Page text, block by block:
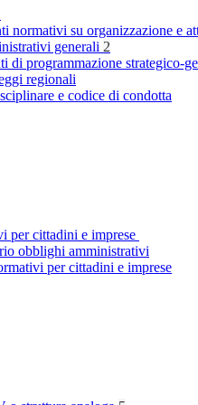
normativi su organizzazione e
generali 2
di programmazione strategico-
regionali
e codice di condotta
per cittadini e imprese
obblighi amministrativi
per cittadini e imprese